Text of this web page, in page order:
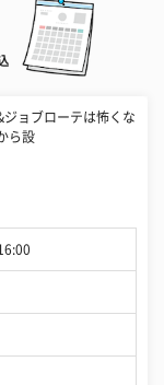
ジョブローテは怖くな
ら設